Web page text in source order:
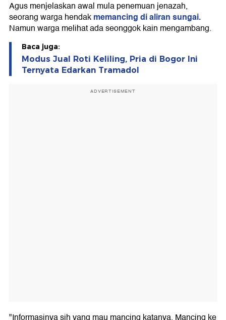
Agus menjelaskan awal mula penemuan jenazah,
seorang warga hendakmemancing di aliran sungai.
Namun warga melihat ada seonggok kain mengambang.
Baca juga:
Modus Jual Roti Keliling, Pria di Bogor Ini
Ternyata Edarkan Tramadol
ADVERTISEMENT